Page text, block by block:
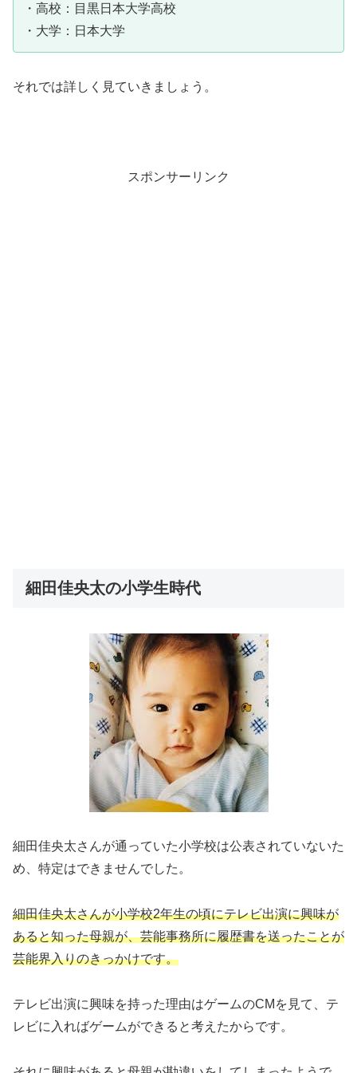
・高校：目黒日本大学高校
・大学：日本大学
それでは詳しく見ていきましょう。
スポンサーリンク
細田佳央太の小学生時代
細田佳央太さんが通っていた小学校は公表されていないた
め、特定はできませんでした。
細田佳央太さんが小学校2年生の頃にテレビ出演に興味が
あると知った母親が、芸能事務所に履歴書を送ったことが
芸能界入りのきっかけです。
テレビ出演に興味を持った理由はゲームのCMを見て、テ
レビに入ればゲームができると考えたからです。